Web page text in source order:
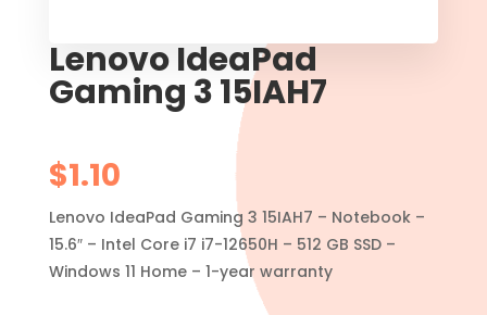
Lenovo IdeaPad
Gaming 3 15IAH7
$1.10
Lenovo IdeaPad Gaming 3 15IAH7 – Notebook –
15.6″ – Intel Core i7 i7-12650H – 512 GB SSD –
Windows 11 Home – 1-year warranty